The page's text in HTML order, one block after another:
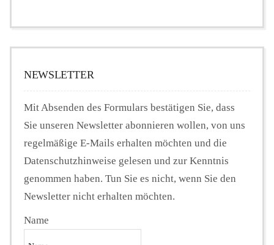
NEWSLETTER
Mit Absenden des Formulars bestätigen Sie, dass
Sie unseren Newsletter abonnieren wollen, von uns
regelmäßige E-Mails erhalten möchten und die
Datenschutzhinweise gelesen und zur Kenntnis
genommen haben. Tun Sie es nicht, wenn Sie den
Newsletter nicht erhalten möchten.
Name